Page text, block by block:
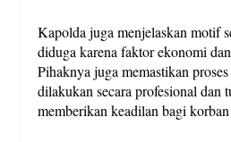
Kapolda juga menjelaskan motif
diduga karena faktor ekonomi
Pihaknya juga memastikan
dilakukan secara profesional dan
memberikan keadilan bagi